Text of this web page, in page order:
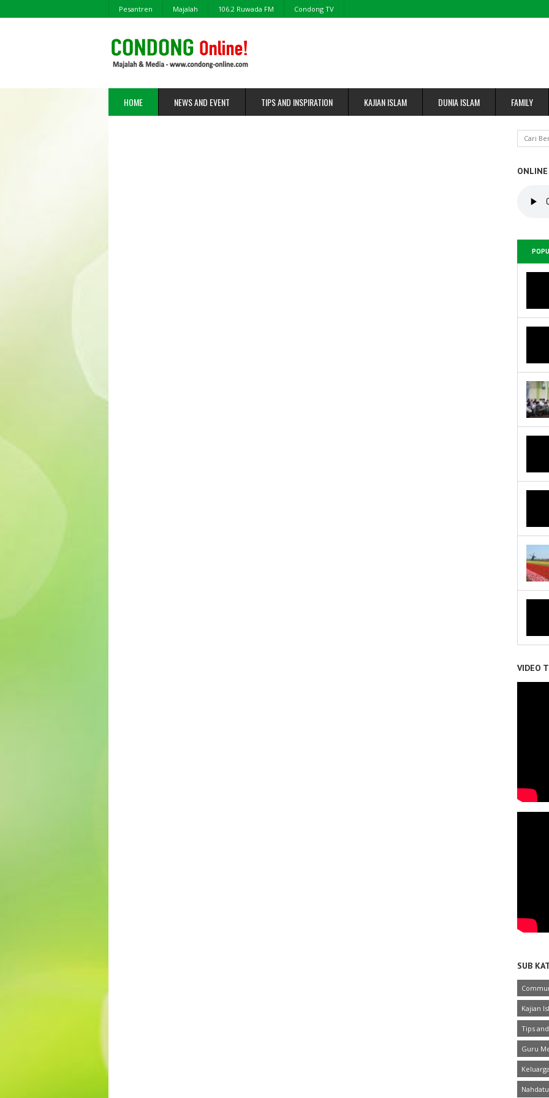
Pesantren Majalah 106.2 Ruwada FM Condong TV
HOME NEWS AND EVENT TIPS AND INSPIRATION KAJIAN ISLAM DUNIA ISLAM FAMILY
VIDEO
SUB
Kajian
Tips
Guru
Keluarga